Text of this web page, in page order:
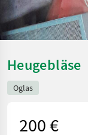
Heugebläse
Oglas
200 €